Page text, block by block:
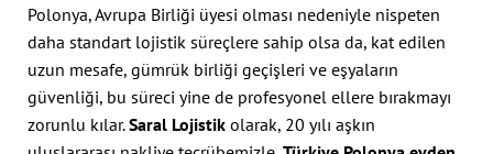
Polonya, Avrupa Birliği üyesi olması nedeniyle nispeten
daha standart lojistik süreçlere sahip olsa da, kat edilen
uzun mesafe, gümrük birliği geçişleri ve eşyaların
güvenliği, bu süreci yine de profesyonel ellere bırakmayı
zorunlu kılar.Saral Lojistik olarak, 20 yılı aşkın